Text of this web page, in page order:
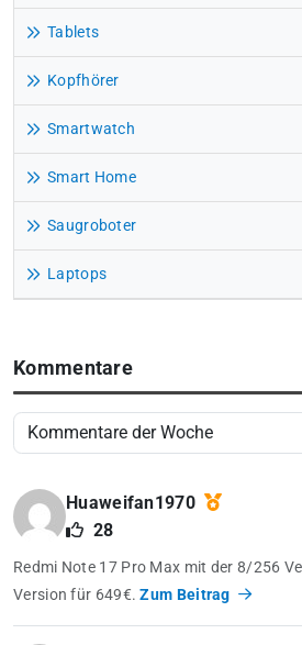
Tablets
Kopfhörer
Smartwatch
Smart Home
Saugroboter
Laptops
Kommentare
Huaweifan1970
28
Redmi Note 17 Pro Max mit der 8/256
Version für 649€.Zum Beitrag